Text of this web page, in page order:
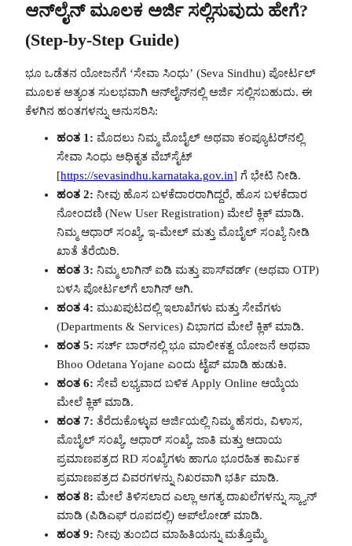
ಆನ್‌ಲೈನ್ ಮೂಲಕ ಅರ್ಜಿ ಸಲ್ಲಿಸುವುದು ಹೇಗೆ?
(Step-by-Step Guide)
ಭೂ ಒಡೆತನ ಯೋಜನೆಗೆ ‘ಸೇವಾ ಸಿಂಧು’ (Seva Sindhu) ಪೋರ್ಟಲ್‌
ಮೂಲಕ ಅತ್ಯಂತ ಸುಲಭವಾಗಿ ಆನ್‌ಲೈನ್‌ನಲ್ಲಿ ಅರ್ಜಿ ಸಲ್ಲಿಸಬಹುದು. ಈ
ಕೆಳಗಿನ ಹಂತಗಳನ್ನು ಅನುಸರಿಸಿ:
ಹಂತ 1: ಮೊದಲು ನಿಮ್ಮ ಮೊಬೈಲ್ ಅಥವಾ ಕಂಪ್ಯೂಟರ್‌ನಲ್ಲಿ
ಸೇವಾ ಸಿಂಧು ಅಧಿಕೃತ ವೆಬ್‌ಸೈಟ್
[https://sevasindhu.karnataka.gov.in] ಗೆ ಭೇಟಿ ನೀಡಿ.
ಹಂತ 2: ನೀವು ಹೊಸ ಬಳಕೆದಾರರಾಗಿದ್ದರೆ, ಹೊಸ ಬಳಕೆದಾರ
ನೋಂದಣಿ (New User Registration) ಮೇಲೆ ಕ್ಲಿಕ್ ಮಾಡಿ.
ನಿಮ್ಮ ಆಧಾರ್ ಸಂಖ್ಯೆ, ಇ-ಮೇಲ್ ಮತ್ತು ಮೊಬೈಲ್ ಸಂಖ್ಯೆ ನೀಡಿ
ಖಾತೆ ತೆರೆಯಿರಿ.
ಹಂತ 3: ನಿಮ್ಮ ಲಾಗಿನ್ ಐಡಿ ಮತ್ತು ಪಾಸ್‌ವರ್ಡ್ (ಅಥವಾ OTP)
ಬಳಸಿ ಪೋರ್ಟಲ್‌ಗೆ ಲಾಗಿನ್ ಆಗಿ.
ಹಂತ 4: ಮುಖಪುಟದಲ್ಲಿ ಇಲಾಖೆಗಳು ಮತ್ತು ಸೇವೆಗಳು
(Departments & Services) ವಿಭಾಗದ ಮೇಲೆ ಕ್ಲಿಕ್ ಮಾಡಿ.
ಹಂತ 5: ಸರ್ಚ್ ಬಾರ್‌ನಲ್ಲಿ ಭೂ ಮಾಲೀಕತ್ವ ಯೋಜನೆ ಅಥವಾ
Bhoo Odetana Yojane ಎಂದು ಟೈಪ್ ಮಾಡಿ ಹುಡುಕಿ.
ಹಂತ 6: ಸೇವೆ ಲಭ್ಯವಾದ ಬಳಿಕ Apply Online ಆಯ್ಕೆಯ
ಮೇಲೆ ಕ್ಲಿಕ್ ಮಾಡಿ.
ಹಂತ 7: ತೆರೆದುಕೊಳ್ಳುವ ಅರ್ಜಿಯಲ್ಲಿ ನಿಮ್ಮ ಹೆಸರು, ವಿಳಾಸ,
ಮೊಬೈಲ್ ಸಂಖ್ಯೆ, ಆಧಾರ್ ಸಂಖ್ಯೆ, ಜಾತಿ ಮತ್ತು ಆದಾಯ
ಪ್ರಮಾಣಪತ್ರದ RD ಸಂಖ್ಯೆಗಳು ಹಾಗೂ ಭೂರಹಿತ ಕಾರ್ಮಿಕ
ಪ್ರಮಾಣಪತ್ರದ ವಿವರಗಳನ್ನು ನಿಖರವಾಗಿ ಭರ್ತಿ ಮಾಡಿ.
ಹಂತ 8: ಮೇಲೆ ತಿಳಿಸಲಾದ ಎಲ್ಲಾ ಅಗತ್ಯ ದಾಖಲೆಗಳನ್ನು ಸ್ಕ್ಯಾನ್
ಮಾಡಿ (ಪಿಡಿಎಫ್ ರೂಪದಲ್ಲಿ) ಅಪ್‌ಲೋಡ್ ಮಾಡಿ.
ಹಂತ 9: ನೀವು ತುಂಬಿದ ಮಾಹಿತಿಯನ್ನು ಮತ್ತೊಮ್ಮೆ